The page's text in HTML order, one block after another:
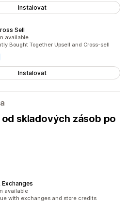
Instalovat
Sell
2201
available
Bought Together Upsell and Cross-sell
Instalovat
skladových zásob po
1392
available
with exchanges and store credits